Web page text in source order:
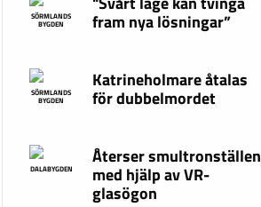
SÖRMLANDS
BYGDEN fram nya lösningar”
SÖRMLANDS
BYGDEN
Katrineholmare åtalas
för dubbelmordet
DALABYGDEN
Återser smultronställen
med hjälp av VR-
glasögon